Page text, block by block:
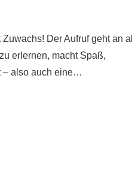
Der Aufruf geht an
erlernen, macht Spaß,
– also auch eine…